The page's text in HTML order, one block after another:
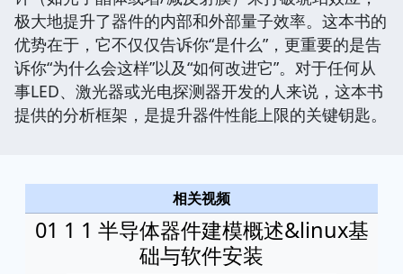
极大地提升了器件的内部和外部量子效率。这本书的
优势在于，它不仅仅告诉你“是什么”，更重要的是告
诉你“为什么会这样”以及“如何改进它”。对于任何从
事LED、激光器或光电探测器开发的人来说，这本书
提供的分析框架，是提升器件性能上限的关键钥匙。
相关视频
01 1 1 半导体器件建模概述&linux基
础与软件安装